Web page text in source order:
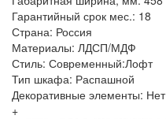
Гарантийный срок мес.: 18
Страна: Россия
Материалы: ЛДСП/МДФ
Стиль: Современный:Лофт
Тип шкафа: Распашной
Декоративные элементы: Нет
+